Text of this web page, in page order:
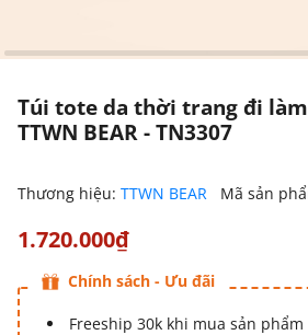
Túi tote da thời trang đi
TTWN BEAR - TN3307
Thương hiệu: TTWN BEAR Mã sản
1.720.000₫
Chính sách - Ưu đãi
Freeship 30k khi mua sản phẩm